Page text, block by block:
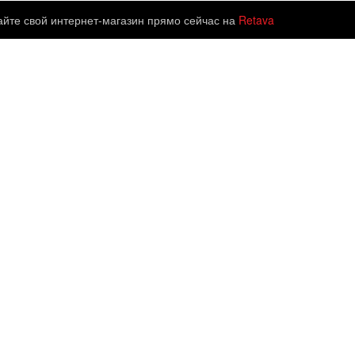
свой интернет-магазин прямо сейчас на Retava